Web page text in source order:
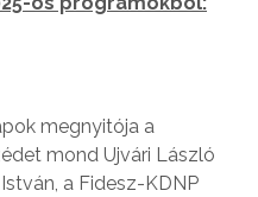
megnyitója a
mond Ujvári László
a Fidesz-KDNP